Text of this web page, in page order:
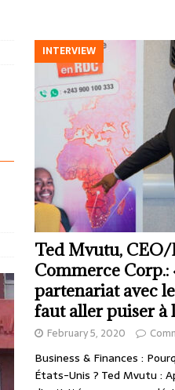
INTERVIEW
Ted Mvutu, CEO/
Commerce Corp.:
partenariat avec
faut aller puiser à
February 5, 2020
Business & Finances :
États-Unis ? Ted Mvutu :